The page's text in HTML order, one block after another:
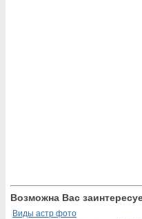
Возможна Вас
Виды астр фото